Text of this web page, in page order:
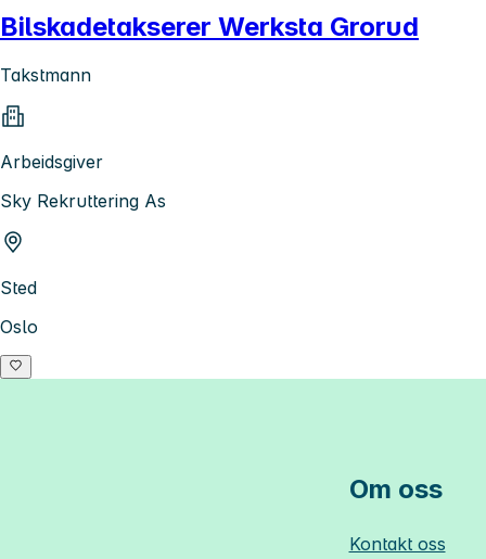
Bilskadetakserer Werksta Grorud
Takstmann
Arbeidsgiver
Sky Rekruttering As
Sted
Oslo
Om oss
Kontakt oss